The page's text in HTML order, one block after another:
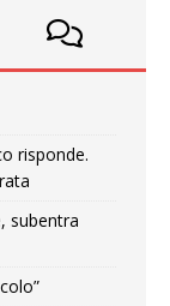
risponde.
subentra